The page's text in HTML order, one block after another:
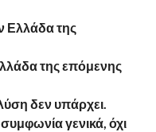
Ελλάδα της
της επόμενης
δεν υπάρχει.
γενικά, όχι